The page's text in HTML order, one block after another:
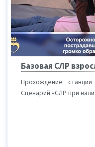
Базовая СЛР
Прохождение
Сценарий «СЛР при